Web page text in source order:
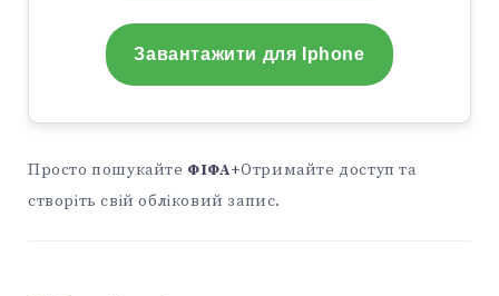
Завантажити для Iphone
Просто пошукайте ФІФА+Отримайте доступ та
створіть свій обліковий запис.